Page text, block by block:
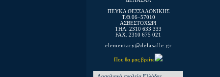
ΠΕΥΚΑ ΘΕΣΣΑΛΟΝΙΚΗΣ
T.Θ.06–57010
ΑΣΒΕΣΤΟΧΩΡΙ
ΤΗΛ. 2310 633 333
FAX. 2310 675 021
elementary@delasalle.gr
Που θα μας βρείτε